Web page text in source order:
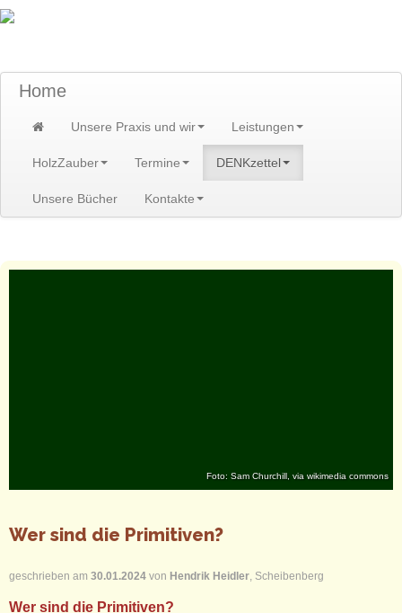
Home
Unsere Praxis und wir Leistungen
HolzZauber Termine DENKzettel
Unsere Bücher Kontakte
Foto: Sam Churchill, via wikimedia commons
Wer sind die Primitiven?
geschrieben am 30.01.2024 von Hendrik Heidler, Scheibenberg
Wer sind die Primitiven?